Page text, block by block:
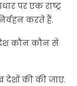
पर एक राष्ट्र
करते हैं.
देश कौन कौन से
देशों की की जाए.